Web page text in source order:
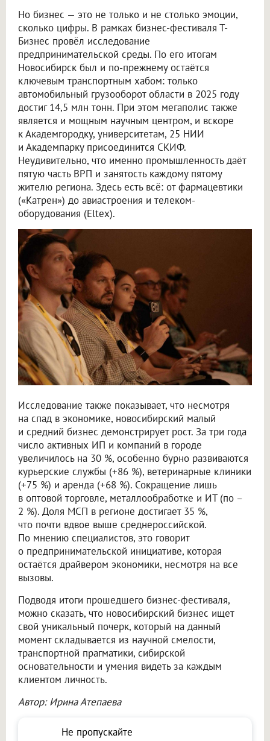
Но бизнес — это не только и не столько эмоции,
сколько цифры. В рамках бизнес-фестиваля Т-
Бизнес провёл исследование
предпринимательской среды. По его итогам
Новосибирск был и по-прежнему остаётся
ключевым транспортным хабом: только
автомобильный грузооборот области в 2025 году
достиг 14,5 млн тонн. При этом мегаполис также
является и мощным научным центром, и вскоре
к Академгородку, университетам, 25 НИИ
и Академпарку присоединится СКИФ.
Неудивительно, что именно промышленность даёт
пятую часть ВРП и занятость каждому пятому
жителю региона. Здесь есть всё: от фармацевтики
(«Катрен») до авиастроения и телеком-
оборудования (Eltex).
Исследование также показывает, что несмотря
на спад в экономике, новосибирский малый
и средний бизнес демонстрирует рост. За три года
число активных ИП и компаний в городе
увеличилось на 30 %, особенно бурно развиваются
курьерские службы (+86 %), ветеринарные клиники
(+75 %) и аренда (+68 %). Сокращение лишь
в оптовой торговле, металлообработке и ИТ (по –
2 %). Доля МСП в регионе достигает 35 %,
что почти вдвое выше среднероссийской.
По мнению специалистов, это говорит
о предпринимательской инициативе, которая
остаётся драйвером экономики, несмотря на все
вызовы.
Подводя итоги прошедшего бизнес-фестиваля,
можно сказать, что новосибирский бизнес ищет
свой уникальный почерк, который на данный
момент складывается из научной смелости,
транспортной прагматики, сибирской
основательности и умения видеть за каждым
клиентом личность.
Автор: Ирина Атепаева
Не пропускайте